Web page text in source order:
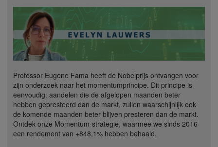
Professor Eugene Fama heeft de Nobelprijs ontvangen voor
zijn onderzoek naar het momentumprincipe. Dit principe is
eenvoudig: aandelen die de afgelopen maanden beter
hebben gepresteerd dan de markt, zullen waarschijnlijk ook
de komende maanden beter blijven presteren dan de markt.
Ontdek onze Momentum-strategie, waarmee we sinds 2016
een rendement van +848,1% hebben behaald.